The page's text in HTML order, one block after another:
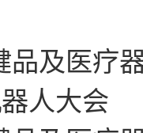
及医疗
人大会